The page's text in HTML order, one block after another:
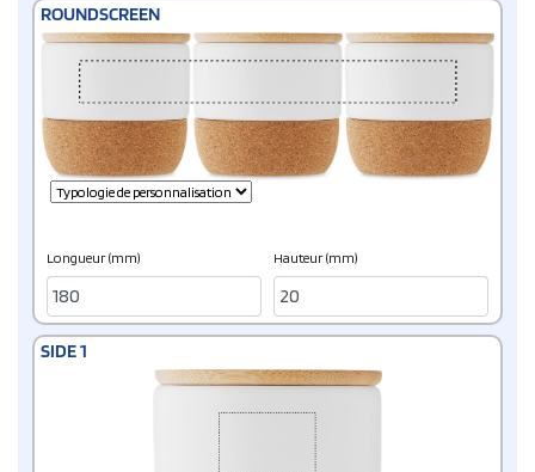
ROUNDSCREEN
Longueur (mm) Hauteur (mm)
SIDE 1